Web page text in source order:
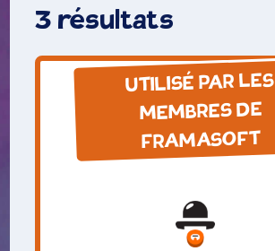
3 résultats
UTILISÉ PAR LES
MEMBRES DE
FRAMASOFT